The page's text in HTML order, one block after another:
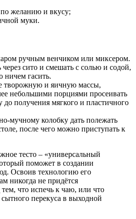
желанию и вкусу;
муки.
ручным венчиком или миксером.
через сито и смешать с солью и содой,
ничем гасить.
творожную и яичную массы,
небольшими порциями просеивать
получения мягкого и пластичного
мучному колобку дать полежать
после чего можно приступать к
тесто – «универсальный
поможет в создании
Освоив технологию его
никогда не придётся
тем, что испечь к чаю, или что
сытного перекуса в выходной